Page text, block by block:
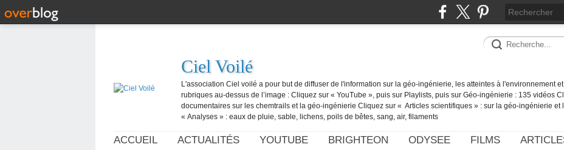
Ciel Voilé
L'association Ciel voilé a pour but de diffuser de l'information sur la géo-ingénierie, les atteintes à l'environnement
rubriques au-dessus de l’image : Cliquez sur « YouTube », puis sur Playlists, puis sur Géo-ingénierie : 135 vidéos
documentaires sur les chemtrails et la géo-ingénierie Cliquez sur « Articles scientifiques » : sur la géo-ingénierie et
« Analyses » : eaux de pluie, sable, lichens, poils de bêtes, sang, air, filaments
ACCUEIL ACTUALITÉS YOUTUBE BRIGHTEON ODYSEE FILMS